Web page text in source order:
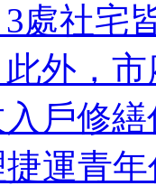
處社宅
外，
戶修
運青